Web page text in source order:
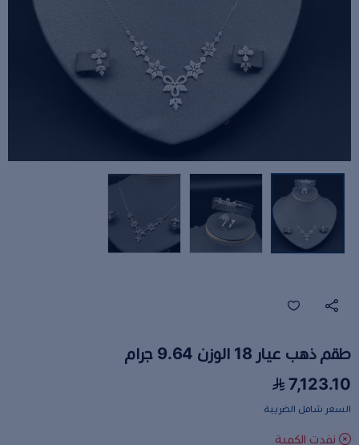
طقم ذهب عيار 18 الوزن 9.64 جرام
7,123.10
السعر شامل الضريبة
نفدت الكمية